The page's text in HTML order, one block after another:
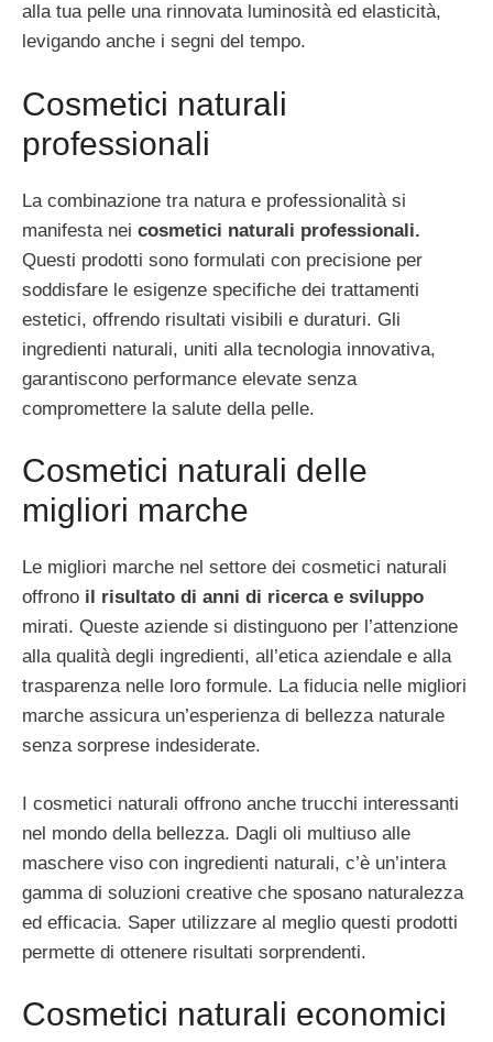
alla tua pelle una rinnovata luminosità ed elasticità,
levigando anche i segni del tempo.
Cosmetici naturali
professionali
La combinazione tra natura e professionalità si
manifesta nei cosmetici naturali professionali.
Questi prodotti sono formulati con precisione per
soddisfare le esigenze specifiche dei trattamenti
estetici, offrendo risultati visibili e duraturi. Gli
ingredienti naturali, uniti alla tecnologia innovativa,
garantiscono performance elevate senza
compromettere la salute della pelle.
Cosmetici naturali delle
migliori marche
Le migliori marche nel settore dei cosmetici naturali
offrono il risultato di anni di ricerca e sviluppo
mirati. Queste aziende si distinguono per l’attenzione
alla qualità degli ingredienti, all’etica aziendale e alla
trasparenza nelle loro formule. La fiducia nelle migliori
marche assicura un’esperienza di bellezza naturale
senza sorprese indesiderate.
I cosmetici naturali offrono anche trucchi interessanti
nel mondo della bellezza. Dagli oli multiuso alle
maschere viso con ingredienti naturali, c’è un’intera
gamma di soluzioni creative che sposano naturalezza
ed efficacia. Saper utilizzare al meglio questi prodotti
permette di ottenere risultati sorprendenti.
Cosmetici naturali economici